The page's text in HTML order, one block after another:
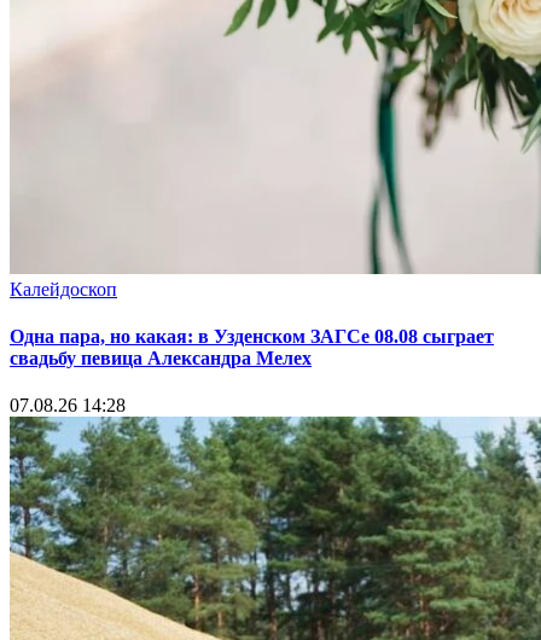
Калейдоскоп
Одна пара, но какая: в Узденском ЗАГСе 08.08 сыграет
свадьбу певица Александра Мелех
07.08.26 14:28